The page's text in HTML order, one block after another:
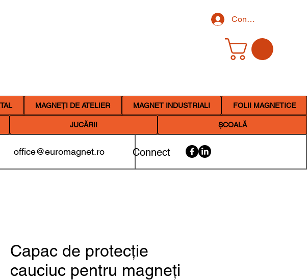
Conectează-te
MAGNEȚI DE ATELIER MAGNET INDUSTRIALI FOLII MAGNETICE
JUCĂRII ȘCOALĂ
office@euromagnet.ro Connect
Capac de protecție
cauciuc pentru magneți